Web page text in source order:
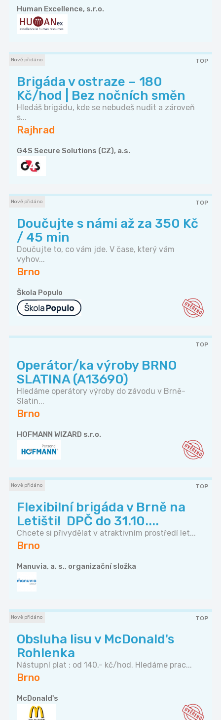
Human Excellence, s.r.o.
Nově přidáno TOP
Brigáda v ostraze – 180
Kč/hod | Bez nočních směn
Hledáš brigádu, kde se nebudeš nudit a zároveň
s...
Rajhrad
G4S Secure Solutions (CZ), a.s.
Nově přidáno TOP
Doučujte s námi až za 350 Kč
/ 45 min
Doučujte to, co vám jde. V čase, který vám
vyhov...
Brno
Škola Populo
TOP
Operátor/ka výroby BRNO
SLATINA (A13690)
Hledáme operátory výroby do závodu v Brně-
Slatin...
Brno
HOFMANN WIZARD s.r.o.
Nově přidáno TOP
Flexibilní brigáda v Brně na
Letišti! ️ DPČ do 31.10....
Chcete si přivydělat v atraktivním prostředí let...
Brno
Manuvia, a. s., organizační složka
Nově přidáno TOP
Obsluha lisu v McDonald's
Rohlenka
Nástupní plat : od 140,- kč/hod. Hledáme prac...
Brno
McDonald's